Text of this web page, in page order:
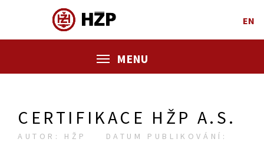
EN
MENU
CERTIFIKACE HŽP A.S.
AUTOR: HŽP
DATUM PUBLIKOVÁNÍ: